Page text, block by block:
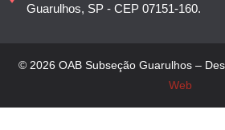
Guarulhos, SP - CEP 07151-160.
© 2026 OAB Subseção Guarulhos –
Web